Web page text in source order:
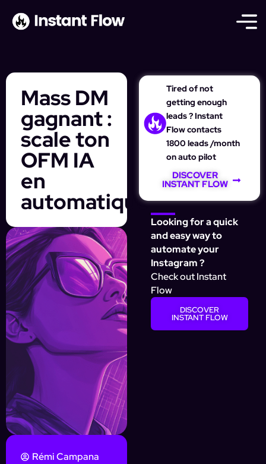
Mass DM
gagnant :
scale ton
OFM IA
en
automatique
Rémi Campana
Tired of not
getting enough
leads ? Instant
Flow contacts
1800 leads /month
on auto pilot
DISCOVER
INSTANT FLOW
Looking for a quick
and easy way to
automate your
Instagram ?
Check out Instant
Flow
DISCOVER
INSTANT FLOW